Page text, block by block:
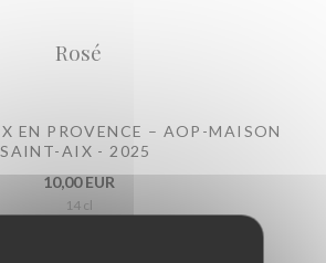
Rosé
EN PROVENCE – AOP-MAISON
SAINT-AIX - 2025
10,00 EUR
14 cl